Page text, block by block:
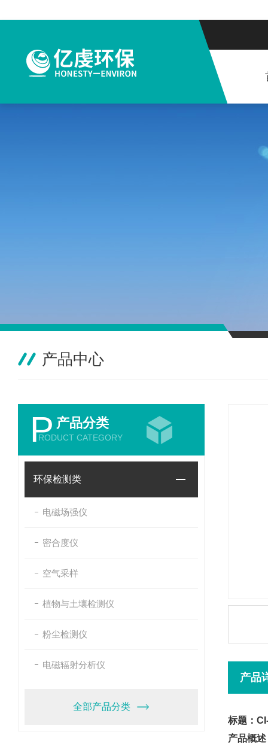
产品中心
P 产品分类
RODUCT CATEGORY
环保检测类
电磁场强仪
密合度仪
空气采样
植物与土壤检测仪
粉尘检测仪
电磁辐射分析仪
全部产品分类
产品
标题：
产品概述